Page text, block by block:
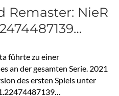
Remaster: NieR
führte zu einer
an der gesamten Serie. 2021
des ersten Spiels unter